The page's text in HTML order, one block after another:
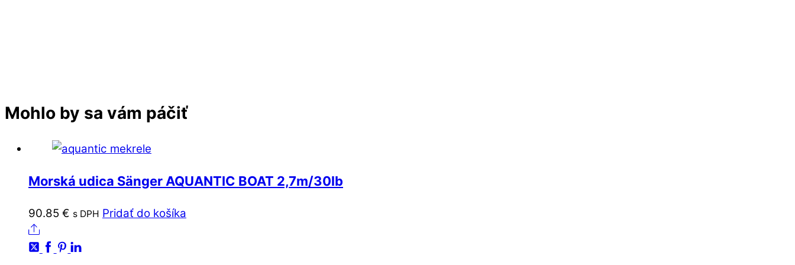
Mohlo by sa vám páčiť
Morská udica Sänger AQUANTIC BOAT 2,7m/30lb
90.85 € s DPH Pridať do košíka
Share